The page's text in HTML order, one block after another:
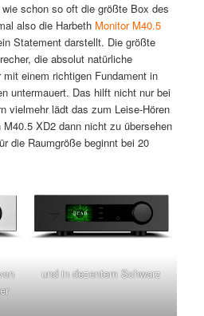
schon so oft die größte Box des
also die Harbeth Monitor M40.5
Statement darstellt. Die größte
die absolut natürliche
einem richtigen Fundament in
untermauert. Das hilft nicht nur bei
vielmehr lädt das zum Leise-Hören
XD2 dann nicht zu übersehen
die Raumgröße beginnt bei 20
und in dezentem Schwarz